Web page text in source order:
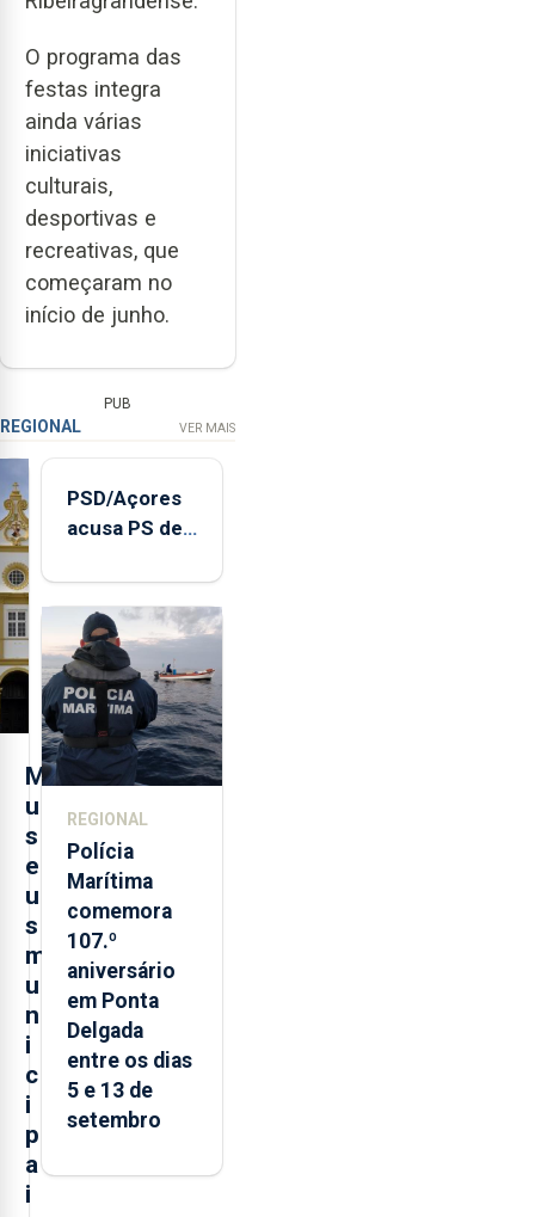
O programa das
festas integra
ainda várias
iniciativas
culturais,
desportivas e
recreativas, que
começaram no
início de junho.
PUB
REGIONAL VER MAIS
M
u
s
e
u
s
m
u
n
i
c
i
p
a
i
PSD/Açores
acusa PS de
contraditória"
sobre
evolução
turística
REGIONAL
Polícia
Marítima
comemora
107.º
aniversário
em Ponta
Delgada
entre os dias
5 e 13 de
setembro